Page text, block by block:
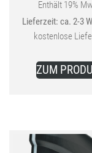
Preis
Enthält 19%
Lieferzeit: ca. 2-3
kostenlose
ZUM